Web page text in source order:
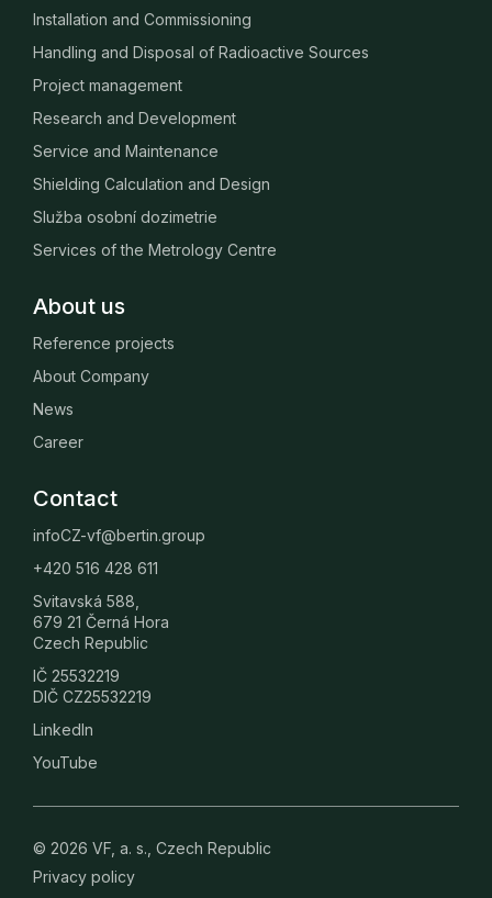
Installation and Commissioning
Handling and Disposal of Radioactive Sources
Project management
Research and Development
Service and Maintenance
Shielding Calculation and Design
Služba osobní dozimetrie
Services of the Metrology Centre
About us
Reference projects
About Company
News
Career
Contact
infoCZ-vf@bertin.group
+420 516 428 611
Svitavská 588,
679 21 Černá Hora
Czech Republic
IČ 25532219
DIČ CZ25532219
LinkedIn
YouTube
© 2026 VF, a. s., Czech Republic
Privacy policy